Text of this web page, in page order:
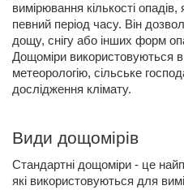
вимірювання кількості
певний період часу. Він
дощу, снігу або інших форм
Дощоміри використовуються
метеорологію, сільське
дослідження клімату.
Види дощомірів
Стандартні дощоміри - це
які використовуються для